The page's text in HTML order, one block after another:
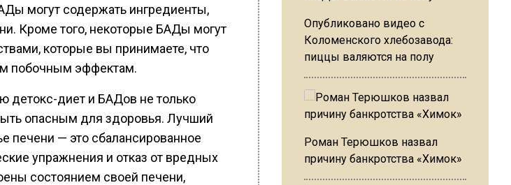
могут содержать ингредиенты,
Кроме того, некоторые БАДы могут
которые вы принимаете, что
побочным эффектам.
диет и БАДов не только
опасным для здоровья. Лучший
печени — это сбалансированное
упражнения и отказ от вредных
состоянием своей печени,
Опубликовано видео с
Коломенского хлебозавода:
пиццы валяются на полу
Роман Терюшков назвал
причину банкротства «Химок»